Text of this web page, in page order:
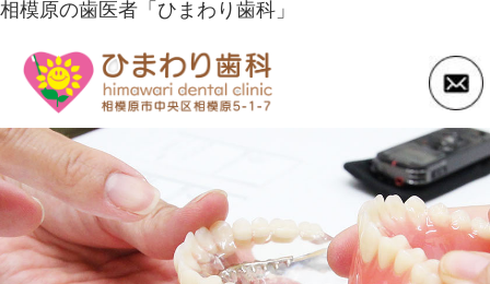
相模原の歯医者「ひまわり歯科」